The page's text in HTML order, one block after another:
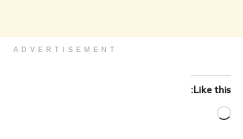
ADVERTISEMENT
Like this:
Loading…